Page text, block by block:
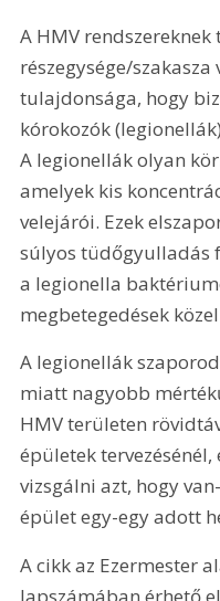
A HMV
részegysége/szakasza
tulajdonsága, hogy
kórokozók
A legionellák olyan
amelyek kis
velejárói. Ezek
súlyos tüdőgyulladás
a legionella
megbetegedések
A legionellák
miatt nagyobb
HMV területen
épületek
vizsgálni azt, hogy
épület egy-egy adott
A cikk az Ezermester
lapszámában érhető